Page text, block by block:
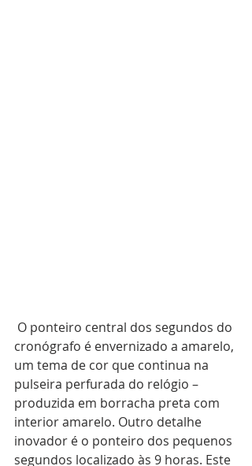
O ponteiro central dos segundos do
cronógrafo é envernizado a amarelo,
um tema de cor que continua na
pulseira perfurada do relógio –
produzida em borracha preta com
interior amarelo. Outro detalhe
inovador é o ponteiro dos pequenos
segundos localizado às 9 horas. Este